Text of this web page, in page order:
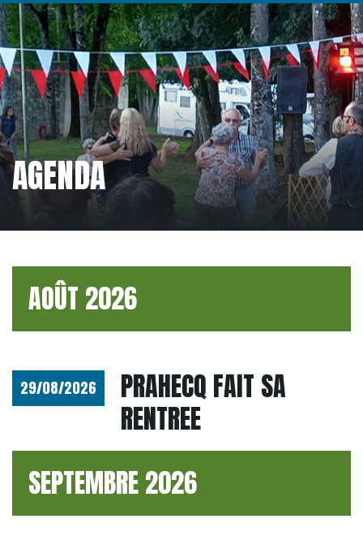
AGENDA
AOÛT 2026
29/08/2026
PRAHECQ FAIT SA
RENTREE
SEPTEMBRE 2026